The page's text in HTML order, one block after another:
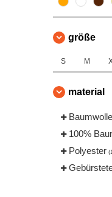
größe
S M
material
Baumwolle
100%
Polyester